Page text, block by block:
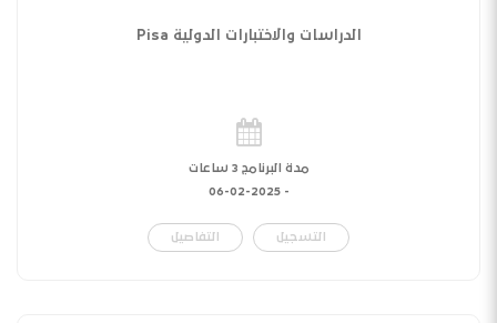
الدراسات والاختبارات الدولية Pisa
مدة البرنامج 3 ساعات
-
06-02-2025
التسجيل التفاصيل